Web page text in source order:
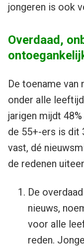
jongeren is ook
Overdaad,
De toename van
onder alle
jarigen mijdt
de 55+-ers is dit
vast, dé
de redenen
De
nieuws,
voor alle
reden.